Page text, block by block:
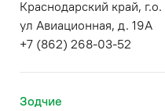
Краснодарский край,
ул Авиационная, д. 19А
+7 (862) 268-03-52
Зодчие